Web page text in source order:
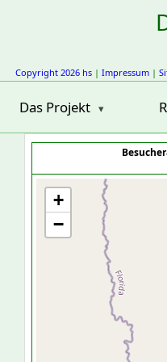
Copyright 2026 hs | Impressum |
Das Projekt
+
−